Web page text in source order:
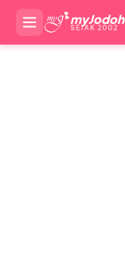
myJodoh
SEJAK 2002